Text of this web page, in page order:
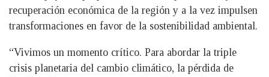
recuperación económica de la región y a la vez impulsen
transformaciones en favor de la sostenibilidad ambiental.
“Vivimos un momento crítico. Para abordar la triple
crisis planetaria del cambio climático, la pérdida de